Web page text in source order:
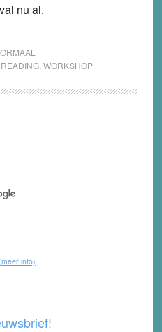
nu al.
READING, WORKSHOP
info)